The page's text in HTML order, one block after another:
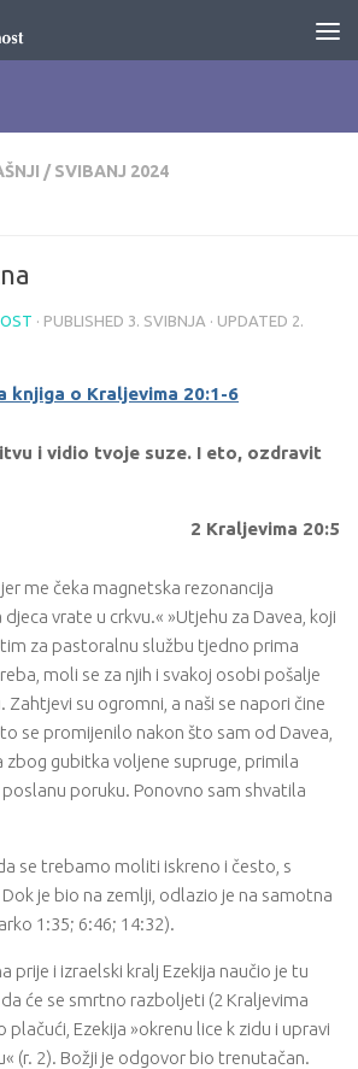
/ SVIBANJ 2024
· PUBLISHED 3. SVIBNJA · UPDATED 2.
knjiga o Kraljevima 20:1-6
i vidio tvoje suze. I eto, ozdravit
2 Kraljevima 20:5
me čeka magnetska rezonancija
vrate u crkvu.« »Utjehu za Davea, koji
tim za pastoralnu službu tjedno prima
moli se za njih i svakoj osobi pošalje
Zahtjevi su ogromni, a naši se napori čine
se promijenilo nakon što sam od Davea,
zbog gubitka voljene supruge, primila
poslanu poruku. Ponovno sam shvatila
se trebamo moliti iskreno i često, s
je bio na zemlji, odlazio je na samotna
1:35; 6:46; 14:32).
prije i izraelski kralj Ezekija naučio je tu
će se smrtno razboljeti (2 Kraljevima
plačući, Ezekija »okrenu lice k zidu i upravi
(r. 2). Božji je odgovor bio trenutačan.